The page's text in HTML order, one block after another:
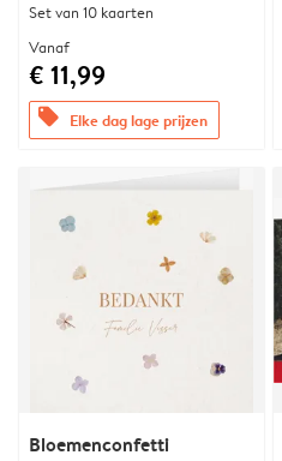
Set van 10 kaarten
Vanaf
€ 11,99
offers Elke dag lage prijzen
Bloemenconfetti